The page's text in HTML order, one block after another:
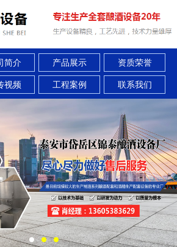
简介 产品展示 资质荣誉
视频 工程案例 联系我们